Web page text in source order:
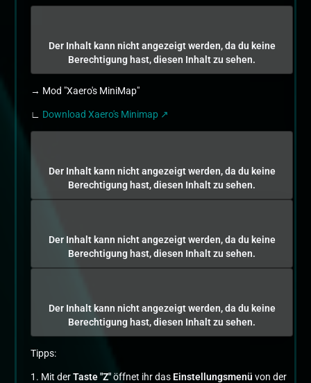
Der Inhalt kann nicht angezeigt werden, da du keine
Berechtigung hast, diesen Inhalt zu sehen.
→ Mod "Xaero's MiniMap"
∟ Download Xaero's Minimap
Der Inhalt kann nicht angezeigt werden, da du keine
Berechtigung hast, diesen Inhalt zu sehen.
Der Inhalt kann nicht angezeigt werden, da du keine
Berechtigung hast, diesen Inhalt zu sehen.
Der Inhalt kann nicht angezeigt werden, da du keine
Berechtigung hast, diesen Inhalt zu sehen.
Tipps:
1. Mit derTaste "Z"öffnet ihr das Einstellungsmenü von der